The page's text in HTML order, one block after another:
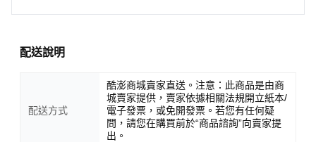
配送說明
配送方式
酷澎商城賣家直送。注意：此商品是由商
城賣家提供，賣家依據相關法規開立紙本/
電子發票，或免開發票。若您有任何疑
問，請您在購買前於“商品諮詢”向賣家提
出。